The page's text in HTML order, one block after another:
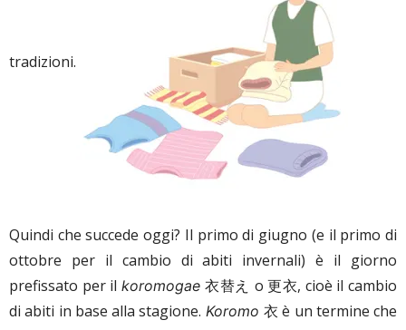
tradizioni.
Quindi che succede oggi? Il primo di giugno (e il primo di
ottobre per il cambio di abiti invernali) è il giorno
prefissato per il koromogae衣替え o更衣, cioè il cambio
di abiti in base alla stagione. Koromo 衣 è un termine che